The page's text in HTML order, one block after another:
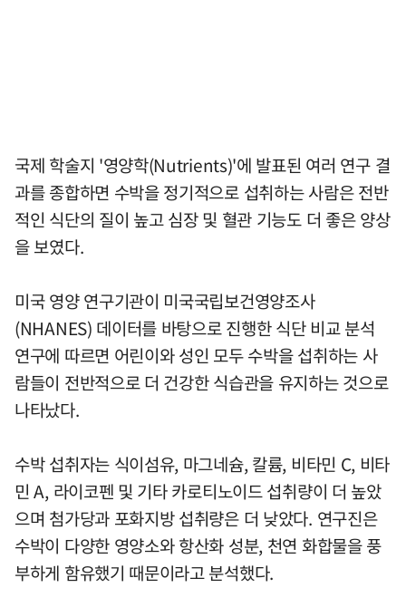
국제 학술지 '영양학(Nutrients)'에 발표된 여러 연구 결
과를 종합하면 수박을 정기적으로 섭취하는 사람은 전반
적인 식단의 질이 높고 심장 및 혈관 기능도 더 좋은 양상
을 보였다.
미국 영양 연구기관이 미국국립보건영양조사
(NHANES) 데이터를 바탕으로 진행한 식단 비교 분석
연구에 따르면 어린이와 성인 모두 수박을 섭취하는 사
람들이 전반적으로 더 건강한 식습관을 유지하는 것으로
나타났다.
수박 섭취자는 식이섬유, 마그네슘, 칼륨, 비타민 C, 비타
민 A, 라이코펜 및 기타 카로티노이드 섭취량이 더 높았
으며 첨가당과 포화지방 섭취량은 더 낮았다. 연구진은
수박이 다양한 영양소와 항산화 성분, 천연 화합물을 풍
부하게 함유했기 때문이라고 분석했다.